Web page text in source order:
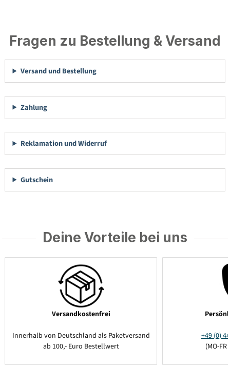
Fragen zu Bestellung & Versand
Versand und Bestellung
Zahlung
Reklamation und Widerruf
Gutschein
Deine Vorteile bei uns
Versandkostenfrei
Innerhalb von Deutschland als Paketversand
ab 100,- Euro Bestellwert
+49 (0)
(MO-